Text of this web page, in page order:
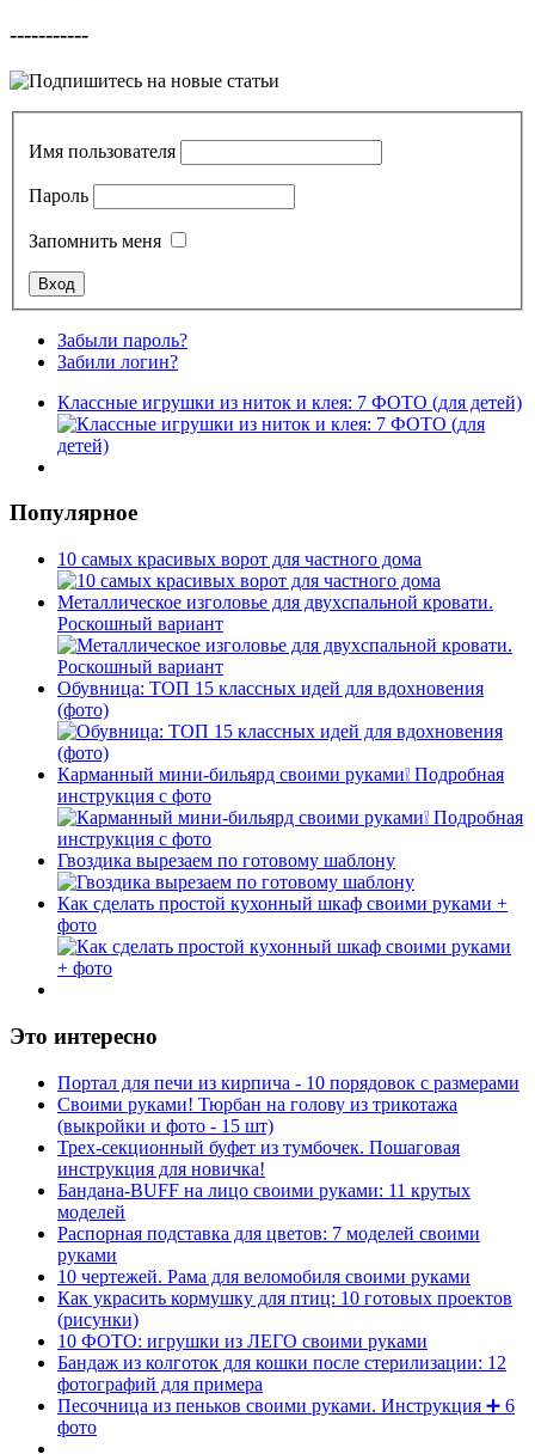
-----------
Имя пользователя
Пароль
Запомнить меня
Забыли пароль?
Забили логин?
Классные игрушки из ниток и клея: 7 ФОТО (для детей)
Популярное
10 самых красивых ворот для частного дома
Металлическое изголовье для двухспальной кровати.
Роскошный вариант
Обувница: ТОП 15 классных идей для вдохновения
(фото)
Карманный мини-бильярд своими руками❕ Подробная
инструкция с фото
Гвоздика вырезаем по готовому шаблону
Как сделать простой кухонный шкаф своими руками +
фото
Это интересно
Портал для печи из кирпича - 10 порядовок с размерами
Своими руками! Тюрбан на голову из трикотажа
(выкройки и фото - 15 шт)
Трех-секционный буфет из тумбочек. Пошаговая
инструкция для новичка!
Бандана-BUFF на лицо своими руками: 11 крутых
моделей
Распорная подставка для цветов: 7 моделей своими
руками
10 чертежей. Рама для веломобиля своими руками
Как украсить кормушку для птиц: 10 готовых проектов
(рисунки)
10 ФОТО: игрушки из ЛЕГО своими руками
Бандаж из колготок для кошки после стерилизации: 12
фотографий для примера
Песочница из пеньков своими руками. Инструкция ➕ 6
фото